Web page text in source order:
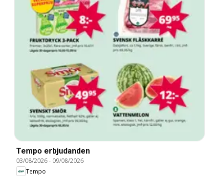
Tempo erbjudanden
03/08/2026- 09/08/2026
Tempo